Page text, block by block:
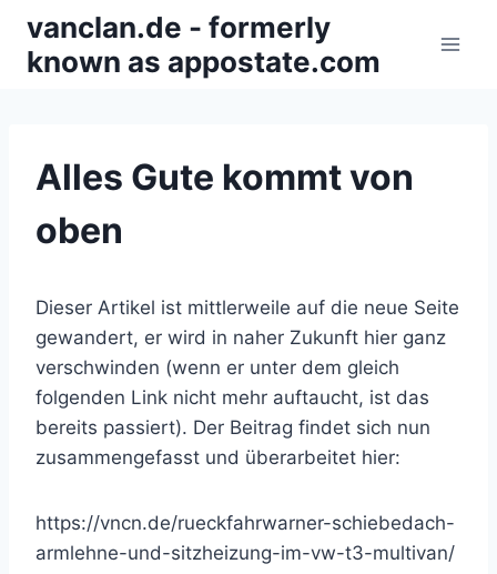
Inhalt
springen
vanclan.de - formerly
known as appostate.com
Alles Gute kommt von
oben
Dieser Artikel ist mittlerweile auf die neue Seite
gewandert, er wird in naher Zukunft hier ganz
verschwinden (wenn er unter dem gleich
folgenden Link nicht mehr auftaucht, ist das
bereits passiert). Der Beitrag findet sich nun
zusammengefasst und überarbeitet hier:
https://vncn.de/rueckfahrwarner-schiebedach-
armlehne-und-sitzheizung-im-vw-t3-multivan/